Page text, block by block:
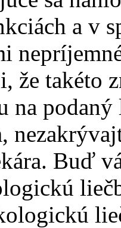
a v
že takéto
na
Buď